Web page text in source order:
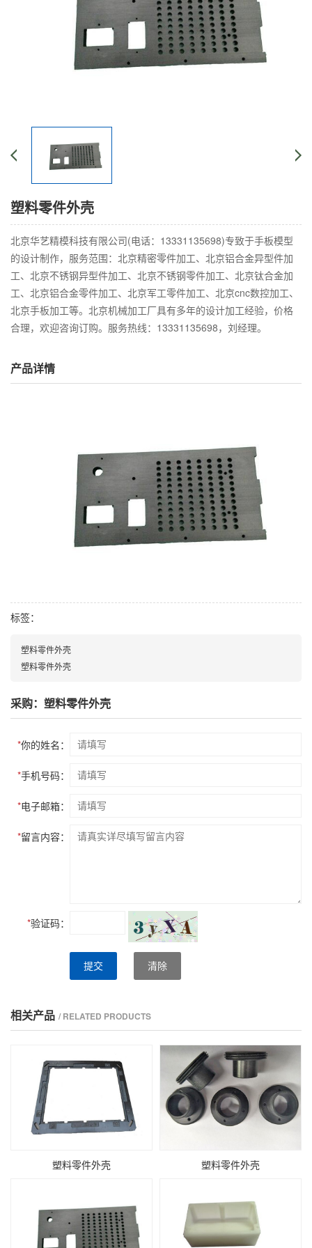
塑料零件外壳
北京华艺精模科技有限公司(电话：13331135698)专致于手板模型
的设计制作，服务范围：北京精密零件加工、北京铝合金异型件加
工、北京不锈钢异型件加工、北京不锈钢零件加工、北京钛合金加
工、北京铝合金零件加工、北京军工零件加工、北京cnc数控加工、
北京手板加工等。北京机械加工厂具有多年的设计加工经验，价格
合理，欢迎咨询订购。服务热线：13331135698，刘经理。
产品详情
标签：
塑料零件外壳
塑料零件外壳
采购：塑料零件外壳
*你的姓名：
*手机号码：
*电子邮箱：
*留言内容：
*验证码：
提交 清除
相关产品 / RELATED PRODUCTS
塑料零件外壳 塑料零件外壳